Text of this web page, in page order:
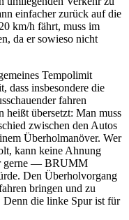
einfacher zurück auf die
km/h fährt, muss im
da er sowieso nicht
Tempolimit
dass insbesondere die
fahren
heißt übersetzt: Man muss
zwischen den Autos
Überholmanöver. Wer
kann keine Ahnung
gerne — BRUMM
Den Überholvorgang
bringen und zu
Denn die linke Spur ist für